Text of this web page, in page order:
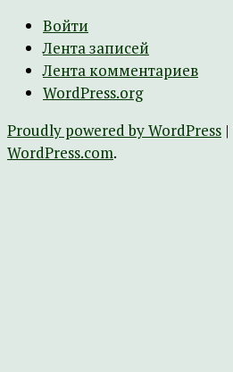
Войти
Лента записей
Лента комментариев
WordPress.org
Proudly powered by WordPress |
WordPress.com.